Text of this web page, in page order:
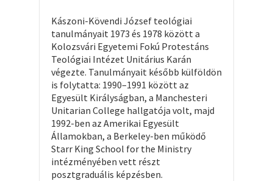
Kászoni-Kövendi József teológiai
tanulmányait 1973 és 1978 között a
Kolozsvári Egyetemi Fokú Protestáns
Teológiai Intézet Unitárius Karán
végezte. Tanulmányait később külföldön
is folytatta: 1990–1991 között az
Egyesült Királyságban, a Manchesteri
Unitarian College hallgatója volt, majd
1992-ben az Amerikai Egyesült
Államokban, a Berkeley-ben működő
Starr King School for the Ministry
intézményében vett részt
posztgraduális képzésben.